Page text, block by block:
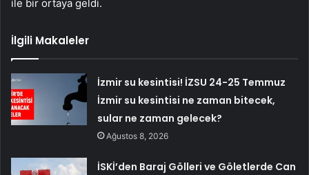
ile bir ortaya geldi.
İlgili Makaleler
İzmir su kesintisi! İZSU 24-25 Temmuz
İzmir su kesintisi ne zaman bitecek,
sular ne zaman gelecek?
Ağustos 8, 2026
İSKİ’den Baraj Gölleri ve Göletlerde Can